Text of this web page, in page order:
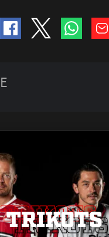
TRIKOTS
TRIKOTS
TRIKOTS